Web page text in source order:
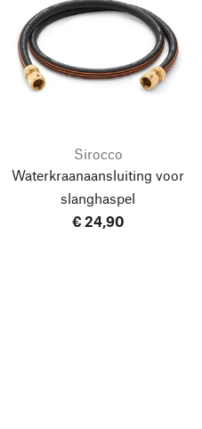
Sirocco
Waterkraanaansluiting voor
slanghaspel
€ 24,90